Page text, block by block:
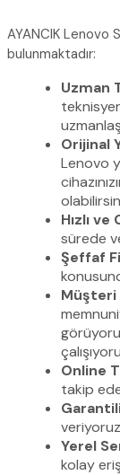
AYANCIK Lenovo
bulunmaktadır:
Uzman
Orijinal
Lenovo
Hızlı
sürede
Şeffaf
Müşteri
Online
takip
Yerel
kolay